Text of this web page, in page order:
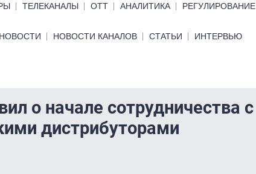
ТЕЛЕКАНАЛЫ ОТТ АНАЛИТИКА РЕГУЛИРОВАНИЕ
НОВОСТИ НОВОСТИ КАНАЛОВ СТАТЬИ ИНТЕРВЬЮ
о начале сотрудничества с
дистрибуторами